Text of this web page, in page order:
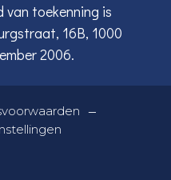
van toekenning is
16B, 1000
2006.
—